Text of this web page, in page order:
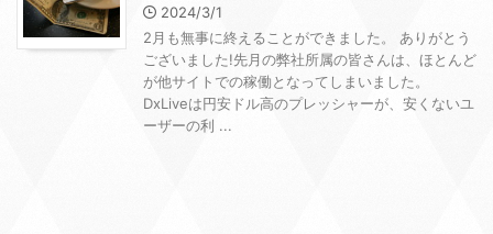
2024/3/1
2月も無事に終えることができました。 ありがとう
ございました!先月の弊社所属の皆さんは、ほとんど
が他サイトでの稼働となってしまいました。
DxLiveは円安ドル高のプレッシャーが、安くないユ
ーザーの利 ...